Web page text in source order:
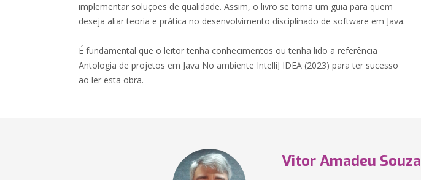
implementar soluções de qualidade. Assim, o livro se torna um guia para quem
deseja aliar teoria e prática no desenvolvimento disciplinado de software em Java.
É fundamental que o leitor tenha conhecimentos ou tenha lido a referência
Antologia de projetos em Java No ambiente IntelliJ IDEA (2023) para ter sucesso
ao ler esta obra.
Vitor Amadeu Souza